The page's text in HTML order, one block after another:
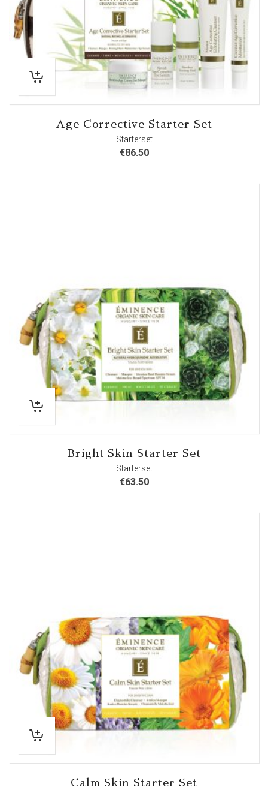
Age Corrective Starter Set
Starterset
€86.50
Bright Skin Starter Set
Starterset
€63.50
Calm Skin Starter Set